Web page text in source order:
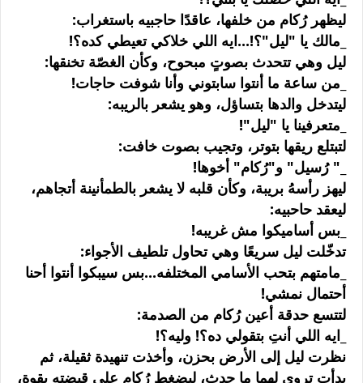
ليظهر رُكام من خلفها، عاقدًا حاجبيه باستغراب:
_مالك يا "ليل"؟!...ايه اللي خلاكي تعيطي كده؟!
ليل وهي تتحدث بصوتٍ مبحوح، وكأن الغصّة تخنقها:
_من ساعة ما أنتوا سابتوني وأنا شوفت حاجات!
ليتدخل والدها بتساؤل، وهو يشعر بالريبه:
_متعرفينا يا "ليل"!
لتبتلع ريقها بتوتر، وتجيب بصوت خافت:
_" رُسيل" و"رُكام" أخوها!
ليهز رأسهُ بريبة، وكأن قلبه لا يشعر بالطمأنينة أتجاهم،
ليعقد حاحبيه:
_بس أساميكوا مش غريبه!
تدخّلت ليل سريعًا وهي تحاول تلطيف الأجواء:
_مامتهم بتحب الأسامي المختلفه...بس سيبكوا أنتوا أحنا
أحتمال نمشي!
لتتسع حدقة أعين رُكام من الصدمة:
_ايه اللي أنتِ بتقولي ده؟! وليه؟!
نظرت ليل إلى الأرض بحزن، وأخذت تنهيدة ثقيلة، ثم
بدأت تروي لهما ما حدث، ليضغط رُكام على قبضته بقوة،